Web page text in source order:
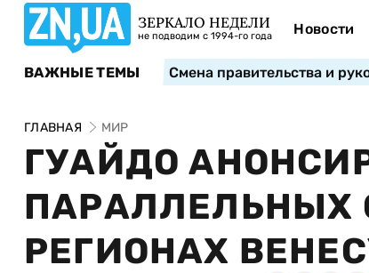
ЗЕРКАЛО НЕДЕЛИ
не подводим с 1994-го года Новости
ВАЖНЫЕ ТЕМЫ Смена правительства и
ГЛАВНАЯ МИР
ГУАЙДО
ПАРАЛЛЕЛЬНЫХ
РЕГИОНАХ